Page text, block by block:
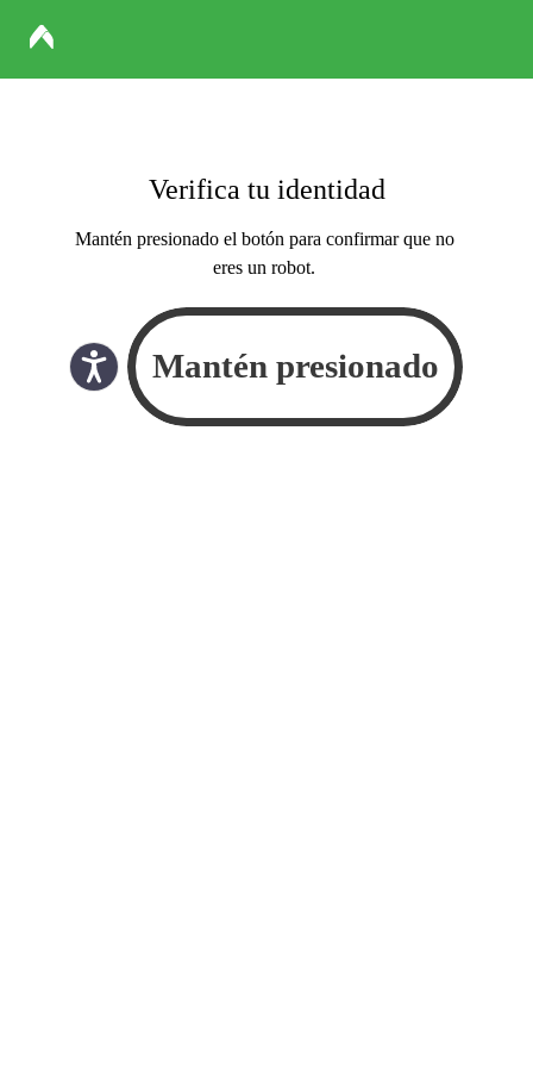
Verifica tu identidad
Mantén presionado el botón para confirmar que no
eres un robot.